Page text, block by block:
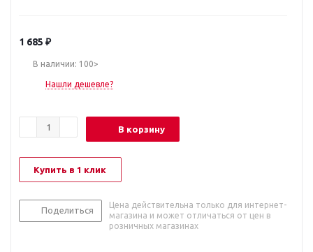
1 685 ₽
В наличии: 100>
Нашли дешевле?
В корзину
Купить в 1 клик
Поделиться
Цена действительна только для интернет-
магазина и может отличаться от цен в
розничных магазинах